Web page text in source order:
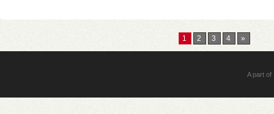
1 2 3 4 »
A part of